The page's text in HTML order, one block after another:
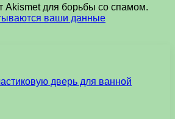
Akismet для борьбы со спамом.
ваши данные
дверь для ванной